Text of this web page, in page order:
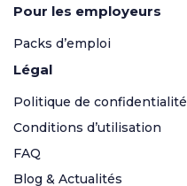
Pour les employeurs
Packs d’emploi
Légal
Politique de confidentialité
Conditions d’utilisation
FAQ
Blog & Actualités